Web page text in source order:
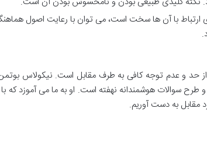
ارتباط با آن ها سخت است، می توان با رعایت اصول
حد و عدم توجه کافی به طرف مقابل است. نیکولاس
طرح سوالات هوشمندانه نهفته است. او به ما می آموزد که
مقابل به دست آوریم.